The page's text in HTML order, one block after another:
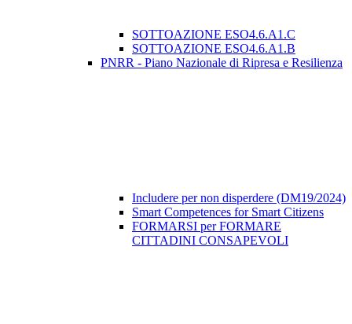
SOTTOAZIONE ESO4.6.A1.C
SOTTOAZIONE ESO4.6.A1.B
PNRR - Piano Nazionale di Ripresa e Resilienza
Includere per non disperdere (DM19/2024)
Smart Competences for Smart Citizens
FORMARSI per FORMARE
CITTADINI CONSAPEVOLI